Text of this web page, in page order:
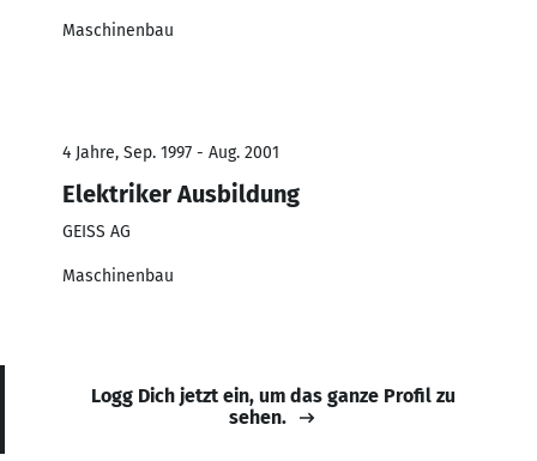
Maschinenbau
4 Jahre, Sep. 1997 - Aug. 2001
Elektriker Ausbildung
GEISS AG
Maschinenbau
Logg Dich jetzt ein, um das ganze Profil zu
sehen.